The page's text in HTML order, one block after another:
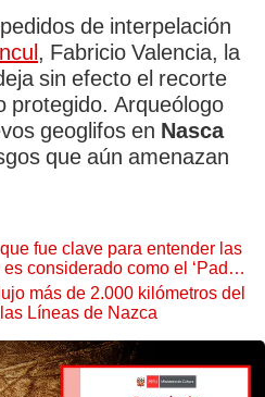
de interpelación
, Fabricio Valencia, la
sin efecto el recorte
protegido. Arqueólogo
geoglifos en Nasca
que aún amenazan
fue clave para entender las
considerado como el ‘Padre
más de 2.000 kilómetros del
Líneas de Nazca